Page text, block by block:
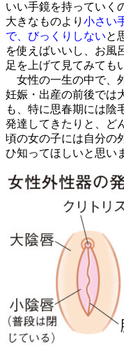
いい手鏡を持っていく
大きなものより 小さい
で、びっくりしないと
を使えばいいし、お風
足を上げて見てみても
女性の一生の中で、
妊娠・出産の前後では
も、特に思春期には陰
発達してきたりと、ど
頃の女の子には自分の
ひ知ってほしいと思い